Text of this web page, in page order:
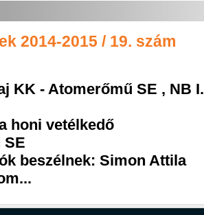
2014-2015 / 19. szám
KK - Atomerőmű SE , NB
honi vetélkedő
SE
beszélnek: Simon Attila